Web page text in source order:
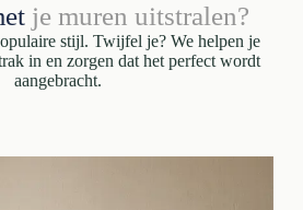
je muren uitstralen?
stijl. Twijfel je? We helpen je
in en zorgen dat het perfect wordt
aangebracht.